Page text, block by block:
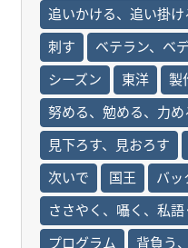
追いかける、追い掛
刺す
ベテラン、ベ
シーズン
東洋
製
努める、勉める、力め
見下ろす、見おろす
次いで
国王 バッ
ささやく、囁く、私語
プログラム
背負う